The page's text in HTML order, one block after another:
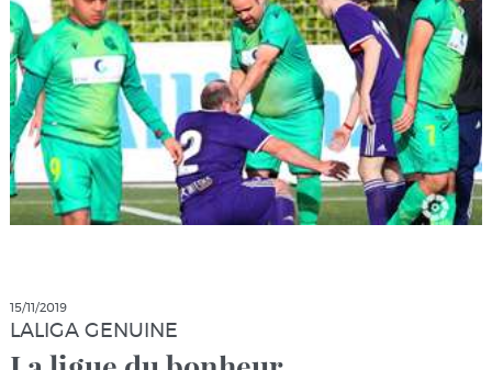
15/11/2019
LALIGA GENUINE